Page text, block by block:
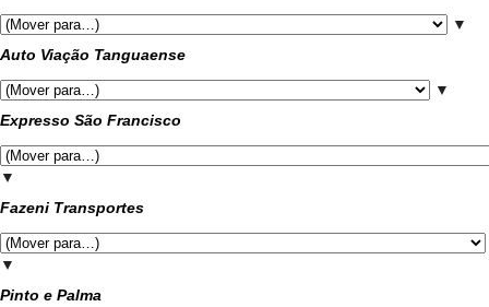
▼
Auto Viação Tanguaense
▼
Expresso São Francisco
▼
Fazeni Transportes
▼
Pinto e Palma